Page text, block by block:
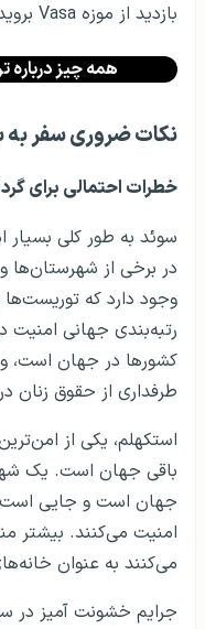
بازدید از موزه Vasa بروید.
همه چیز درباره
نکات ضروری سفر به
خطرات احتمالی برای
سوئد به طور کلی
در برخی از
وجود دارد که توریست‌ها
رتبه‌بندی جهانی امنیت
کشورها در جهان است،
طرفداری از حقوق زنان
استکهلم، یکی از
باقی جهان است. یک
جهان است و جایی است
امنیت می‌کنند. بیشتر
می­‌کنند به عنوان
جرایم خشونت آمیز در